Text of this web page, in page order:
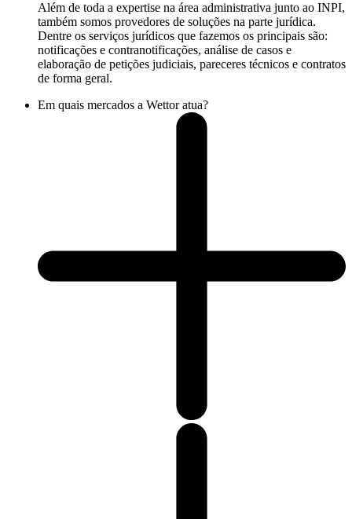
Além de toda a expertise na área administrativa junto ao INPI,
também somos provedores de soluções na parte jurídica.
Dentre os serviços jurídicos que fazemos os principais são:
notificações e contranotificações, análise de casos e
elaboração de petições judiciais, pareceres técnicos e contratos
de forma geral.
Em quais mercados a Wettor atua?